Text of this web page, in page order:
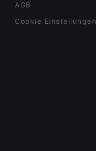
AGB
Cookie Einstellungen